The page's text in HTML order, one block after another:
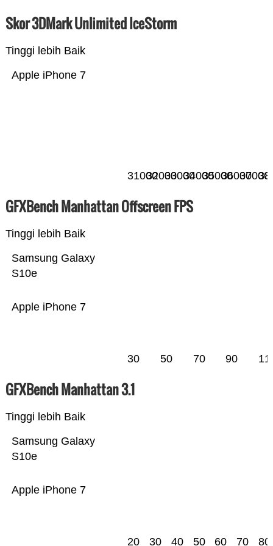
Skor 3DMark Unlimited IceStorm
Tinggi lebih Baik
Apple iPhone 7
31000320003300034000350003600037000
GFXBench Manhattan Offscreen FPS
Tinggi lebih Baik
Apple iPhone 7
Samsung Galaxy
S10e
30 50 70 90
GFXBench Manhattan 3.1
Tinggi lebih Baik
Apple iPhone 7
Samsung Galaxy
S10e
20 30 40 50 60 70 80